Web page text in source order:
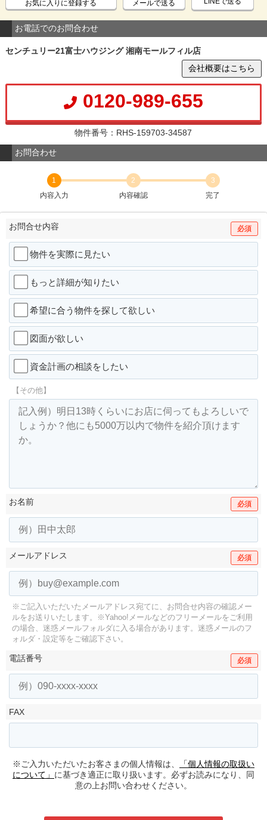
お気に入りに登録する メールで送る
お電話でのお問合わせ
センチュリー21富士ハウジング 湘南モールフィル店
会社概要はこちら
0120-989-655
物件番号：RHS-159703-34587
お問合わせ
1
内容入力
2
内容確認
3
完了
お問合せ内容 必須
物件を実際に見たい
もっと詳細が知りたい
希望に合う物件を探して欲しい
図面が欲しい
資金計画の相談をしたい
【その他】
お名前 必須
メールアドレス 必須
※ご記入いただいたメールアドレス宛てに、お問合せ内容の確認メー
ルをお送りいたします。
※Yahoo!メールなどのフリーメールをご利用
の場合、迷惑メールフォルダに入る場合があります。 迷惑メールのフ
ォルダ・設定等をご確認下さい。
電話番号 必須
FAX
※ご入力いただいたお客さまの個人情報は、
「個人情報の取扱い
について」 に基づき適正に取り扱います。必ずお読みになり、同
意の上お問い合わせください。